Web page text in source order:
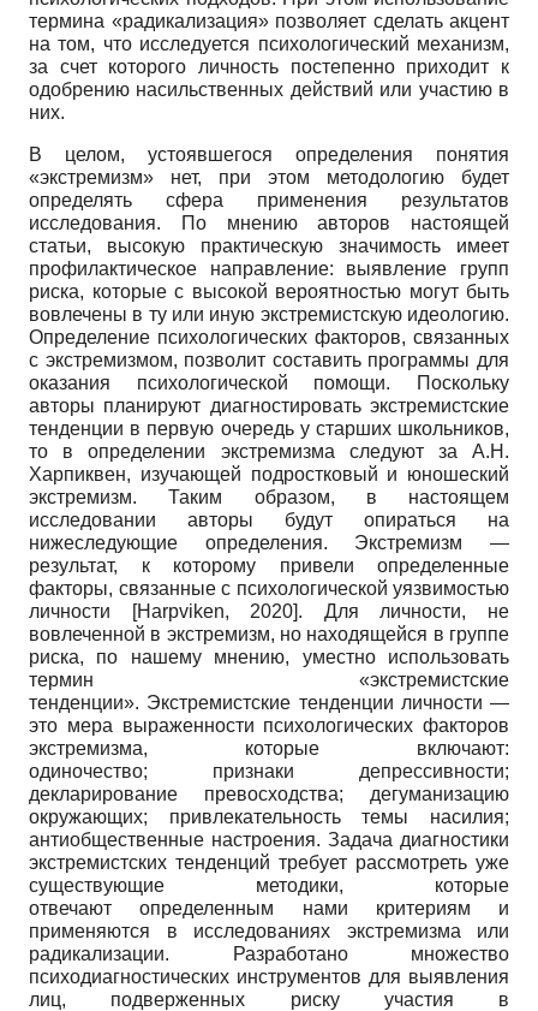
термина «радикализация» позволяет сделать акцент
на том, что исследуется психологический механизм,
за счет которого личность постепенно приходит к
одобрению насильственных действий или участию в
них.
В целом, устоявшегося определения понятия
«экстремизм» нет, при этом методологию будет
определять сфера применения результатов
исследования. По мнению авторов настоящей
статьи, высокую практическую значимость имеет
профилактическое направление: выявление групп
риска, которые с высокой вероятностью могут быть
вовлечены в ту или иную экстремистскую идеологию.
Определение психологических факторов, связанных
с экстремизмом, позволит составить программы для
оказания психологической помощи. Поскольку
авторы планируют диагностировать экстремистские
тенденции в первую очередь у старших школьников,
то в определении экстремизма следуют за А.Н.
Харпиквен, изучающей подростковый и юношеский
экстремизм. Таким образом, в настоящем
исследовании авторы будут опираться на
нижеследующие определения. Экстремизм —
результат, к которому привели определенные
факторы, связанные с психологической уязвимостью
личности
[Harpviken, 2020]. Для личности, не
вовлеченной в экстремизм, но находящейся в группе
риска, по нашему мнению, уместно использовать
термин «экстремистские
тенденции». Экстремистские тенденции личности —
это мера выраженности психологических факторов
экстремизма, которые включают:
одиночество; признаки депрессивности;
декларирование превосходства; дегуманизацию
окружающих; привлекательность темы насилия;
антиобщественные настроения. Задача диагностики
экстремистских тенденций требует рассмотреть уже
существующие методики, которые
отвечают определенным нами критериям и
применяются в исследованиях экстремизма или
радикализации. Разработано множество
психодиагностических инструментов для выявления
лиц, подверженных риску участия в